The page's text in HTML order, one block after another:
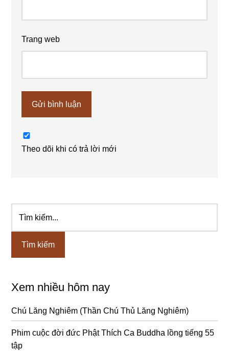
Trang web
Theo dõi khi có trả lời mới
Sidebar
chính
kiếm...
Xem nhiều hôm nay
Chú Lăng Nghiêm (Thần Chú Thủ Lăng Nghiêm)
Phim cuộc đời đức Phật Thích Ca Buddha lồng tiếng 55
tập